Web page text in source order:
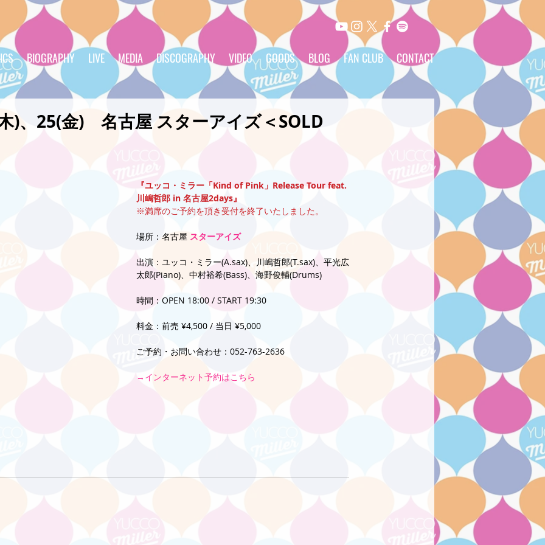
BIOGRAPHY LIVE MEDIA DISCOGRAPHY VIDEO GOODS BLOG FAN CLUB CONTACT
)、25(金) 名古屋 スターアイズ＜SOLD
『ユッコ・ミラー「Kind of Pink」Release Tour feat.
川嶋哲郎 in 名古屋2days』
※満席のご予約を頂き受付を終了いたしました。
場所：名古屋 スターアイズ
出演：ユッコ・ミラー(A.sax)、川嶋哲郎(T.sax)、平光広
太郎(Piano)、中村裕希(Bass)、海野俊輔(Drums)
時間：OPEN 18:00 / START 19:30
料金：前売 ¥4,500 / 当日 ¥5,000
ご予約・お問い合わせ：052-763-2636
→インターネット予約はこちら